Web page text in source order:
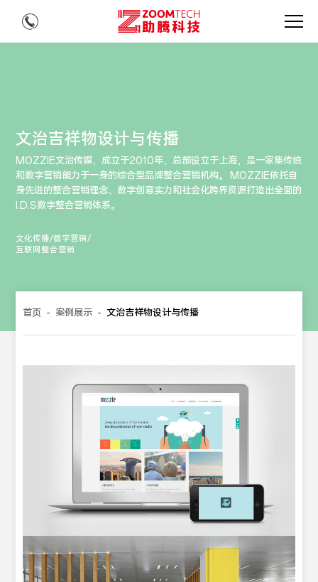
文治吉祥物设计与传播
MOZZIE文治传媒，成立于2010年，总部设立于上海，是一家集传统
和数字营销能力于一身的综合型品牌整合营销机构。 MOZZIE依托自
身先进的整合营销理念、数字创意实力和社会化跨界资源打造出全面的
I.D.S数字整合营销体系。
文化传播/数字营销/
互联网整合营销
首页 - 案例展示 - 文治吉祥物设计与传播